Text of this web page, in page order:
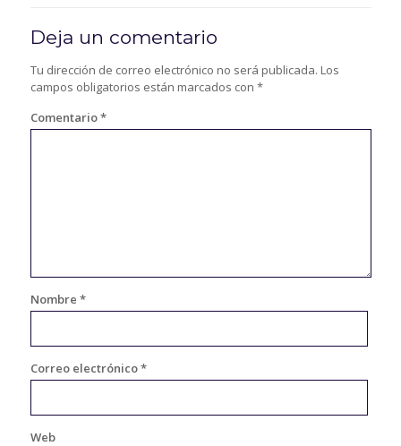
Deja un comentario
Tu dirección de correo electrónico no será publicada. Los
campos obligatorios están marcados con *
Comentario*
Nombre *
Correo electrónico*
Web